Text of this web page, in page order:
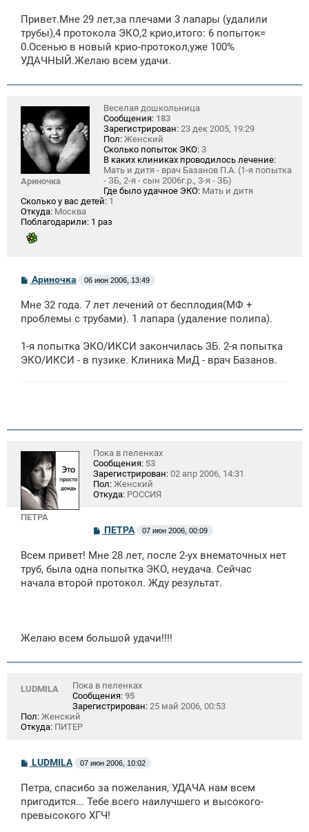
б
щ
е
н
и
Привет.Мне 29 лет,за плечами 3 лапары (удалили
трубы),4 протокола ЭКО,2 крио,итого: 6 попыток=
0.Осенью в новый крио-протокол,уже 100%
УДАЧНЫЙ.Желаю всем удачи.
Ариночка
Веселая дошкольница
Сообщения: 183
Зарегистрирован: 23 дек 2005, 19:29
Пол: Женский
Сколько попыток ЭКО: 3
В каких клиниках проводилось лечение:
Мать и дитя - врач Базанов П.А. (1-я попытка
- ЗБ, 2-я - сын 2006г.р., 3-я - ЗБ)
Где было удачное ЭКО: Мать и дитя
Сколько у вас детей: 1
Откуда: Москва
Поблагодарили: 1 раз
С
б
щ
е
и
е
Ариночка 06 июн 2006, 13:49
Мне 32 года. 7 лет лечений от бесплодия(МФ +
проблемы с трубами). 1 лапара (удаление полипа).
1-я попытка ЭКО/ИКСИ закончилась ЗБ. 2-я попытка
ЭКО/ИКСИ - в пузике. Клиника МиД - врач Базанов.
ПЕТРА
Пока в пеленках
Сообщения: 53
Зарегистрирован: 02 апр 2006, 14:31
Пол: Женский
Откуда: РОССИЯ
С
о
б
щ
н
ПЕТРА 07 июн 2006, 00:09
Всем привет! Мне 28 лет, после 2-ух внематочных нет
труб, была одна попытка ЭКО, неудача. Сейчас
начала второй протокол. Жду результат.
Желаю всем большой удачи!!!!
LUDMILA
Пока в пеленках
Сообщения: 95
Зарегистрирован: 25 май 2006, 00:53
Пол: Женский
Откуда: ПИТЕР
С
о
б
щ
е
н
LUDMILA 07 июн 2006, 10:02
Петра, спасибо за пожелания, УДАЧА нам всем
пригодится... Тебе всего наилучшего и высокого-
превысокого ХГЧ!